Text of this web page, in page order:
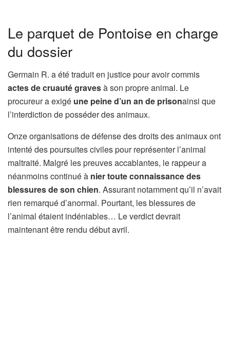
Le parquet de Pontoise en charge
du dossier
Germain R. a été traduit en justice pour avoir commis
actes de cruauté gravesà son propre animal. Le
procureur a exigé une peine d’un an de prisonainsi que
l’interdiction de posséder des animaux.
Onze organisations de défense des droits des animaux ont
intenté des poursuites civiles pour représenter l’animal
maltraité. Malgré les preuves accablantes, le rappeur a
néanmoins continué à nier toute connaissance des
blessures de son chien. Assurant notamment qu’il n’avait
rien remarqué d’anormal. Pourtant, les blessures de
l’animal étaient indéniables… Le verdict devrait
maintenant être rendu début avril.